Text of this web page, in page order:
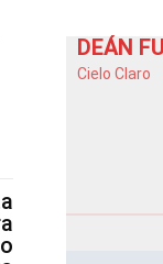
DEÁN
Cielo Claro